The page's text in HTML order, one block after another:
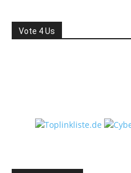
Vote 4 Us